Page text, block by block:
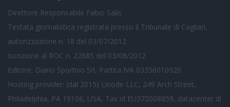
Direttore Responsabile Fabio Salis
Testata giornalistica registrata presso il Tribunale di Cagliari,
autorizzazione n. 18 del 03/07/2012
Iscrizione al ROC n. 22685 del 03/08/2012
Editore: Diario Sportivo Srl, Partita IVA 03356010920
Hosting provider: (dal 2015) Linode LLC, 249 Arch Street,
Philadelphia, PA 19106, USA, Tax id EU372008859, datacenter di